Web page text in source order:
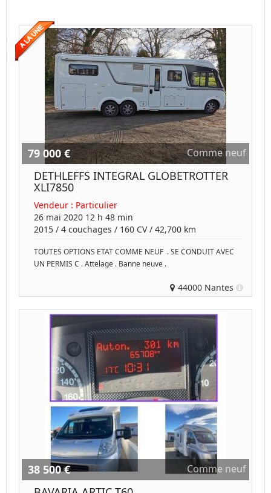
79 000 € Comme neuf
DETHLEFFS INTEGRAL GLOBETROTTER
XLI7850
Vendeur : Particulier
26 mai 2020 12 h 48 min
2015 / 4 couchages / 160 CV / 42,700 km
TOUTES OPTIONS ETAT COMME NEUF . SE CONDUIT AVEC
UN PERMIS C . Attelage . Banne neuve .
44000 Nantes
38 500 € Comme neuf